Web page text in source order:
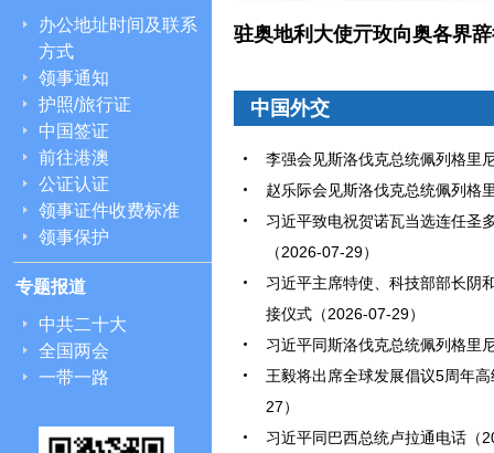
办公地址时间及联系
方式
领事通知
护照/旅行证
中国签证
前往港澳
公证认证
领事证件收费标准
领事保护
专题报道
中共二十大
全国两会
一带一路
成功举办 驻奥地利大使亓玫向奥各界
中国外交
李强会见斯洛伐克总统佩列格里
赵乐际会见斯洛伐克总统佩列格
习近平致电祝贺诺瓦当选连任圣
（2026-07-29）
习近平主席特使、科技部部长阴
接仪式（2026-07-29）
习近平同斯洛伐克总统佩列格里
王毅将出席全球发展倡议5周年
27）
习近平同巴西总统卢拉通电话（